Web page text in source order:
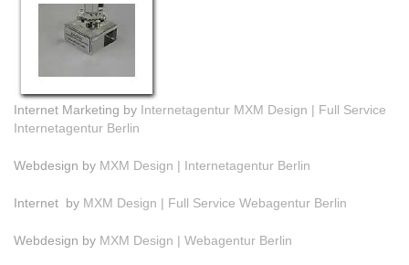
Internet Marketing by Internetagentur MXM Design | Full Service
Internetagentur Berlin
Webdesign by MXM Design | Internetagentur Berlin
Internet by MXM Design | Full Service Webagentur Berlin
Webdesign by MXM Design | Webagentur Berlin